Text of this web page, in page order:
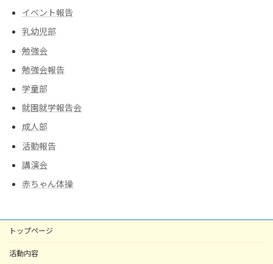
イベント報告
乳幼児部
勉強会
勉強会報告
学童部
就園就学報告会
成人部
活動報告
講演会
赤ちゃん体操
トップページ
活動内容